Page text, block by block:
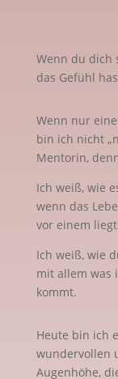
Wenn du dich
das Gefühl
Wenn nur
bin ich nicht
Mentorin,
Ich weiß, wie
wenn das
vor einem
Ich weiß, wie
mit allem was
kommt.
Heute bin ich
wundervollen
Augenhöhe,